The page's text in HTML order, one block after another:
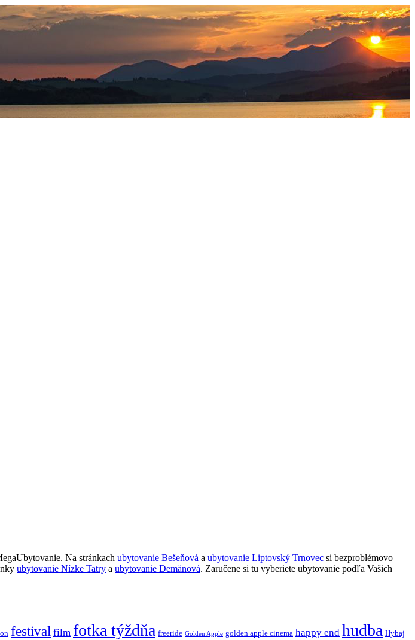
Na stránkach ubytovanie Bešeňová a ubytovanie Liptovský Trnovec si bezproblémovo
ubytovanie Nízke Tatry a ubytovanie Demänová. Zaručene si tu vyberiete ubytovanie podľa Vašich
festival film fotka týždňa freeride Golden Apple golden apple cinema happy end hudba Hybaj